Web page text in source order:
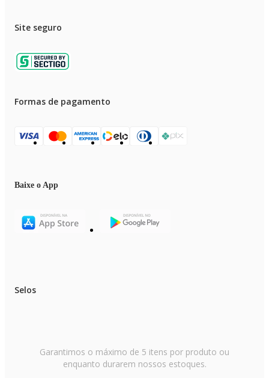
Site seguro
Formas de pagamento
Baixe o App
Selos
Garantimos o máximo de 5 itens por produto ou
enquanto durarem nossos estoques.